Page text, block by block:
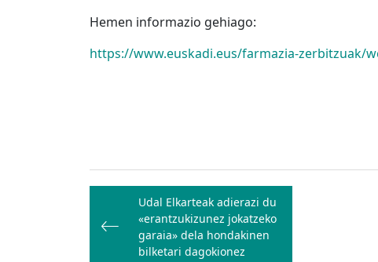
Hemen informazio gehiago:
https://www.euskadi.eus/farmazia-zerbitzuak/
Bidalketetan
zehar
nabigatu
Udal Elkarteak adierazi du
«erantzukizunez jokatzeko
garaia» dela hondakinen
bilketari dagokionez